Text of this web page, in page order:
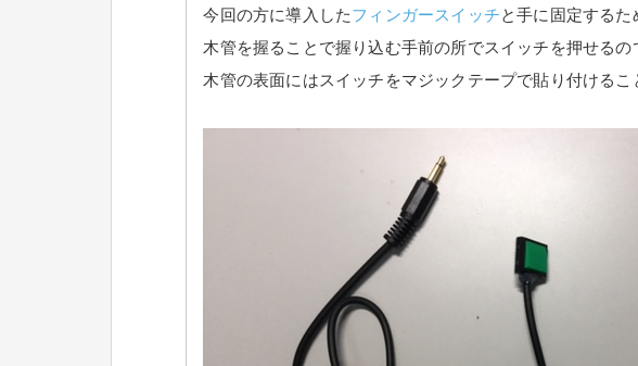
今回の方に導入したフィンガースイッチと手に固定するた
木管を握ることで握り込む手前の所でスイッチを押せるの
木管の表面にはスイッチをマジックテープで貼り付けるこ